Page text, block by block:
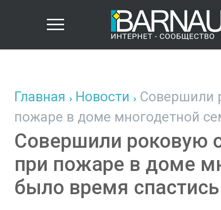
Главная Новости Совершили
пожаре в доме многодетной
Совершили роковую
при пожаре в доме
было время спастись